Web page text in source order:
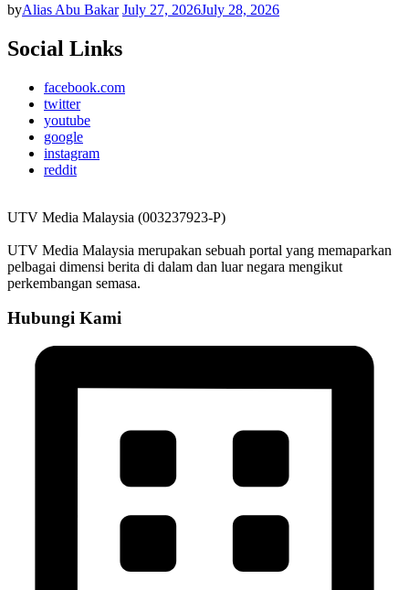
byAlias Abu Bakar July 27, 2026July 28, 2026
Social Links
facebook.com
twitter
youtube
google
instagram
reddit
UTV Media Malaysia (003237923-P)
UTV Media Malaysia merupakan sebuah portal yang memaparkan
pelbagai dimensi berita di dalam dan luar negara mengikut
perkembangan semasa.
Hubungi Kami